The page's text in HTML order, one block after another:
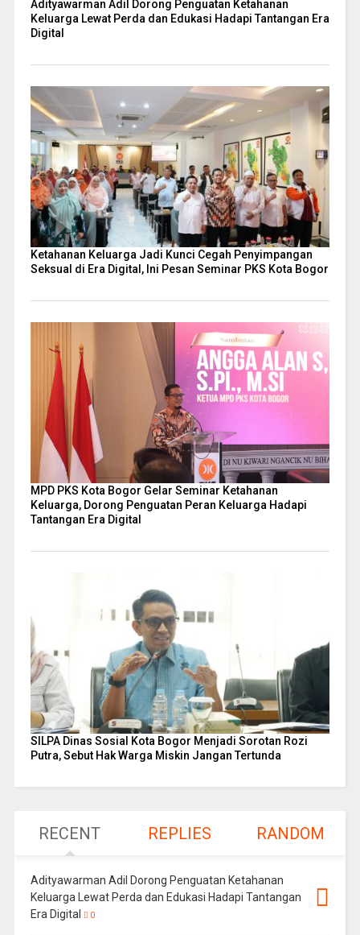
Adityawarman Adil Dorong Penguatan Ketahanan
Keluarga Lewat Perda dan Edukasi Hadapi Tantangan Era
Digital
Ketahanan Keluarga Jadi Kunci Cegah Penyimpangan
Seksual di Era Digital, Ini Pesan Seminar PKS Kota Bogor
MPD PKS Kota Bogor Gelar Seminar Ketahanan
Keluarga, Dorong Penguatan Peran Keluarga Hadapi
Tantangan Era Digital
SILPA Dinas Sosial Kota Bogor Menjadi Sorotan Rozi
Putra, Sebut Hak Warga Miskin Jangan Tertunda
RECENT REPLIES RANDOM
Adityawarman Adil Dorong Penguatan Ketahanan
Keluarga Lewat Perda dan Edukasi Hadapi Tantangan
Era Digital
0